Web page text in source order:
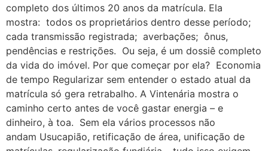
completo dos últimos 20 anos da matrícula. Ela
mostra: todos os proprietários dentro desse período;
cada transmissão registrada; averbações; ônus,
pendências e restrições. Ou seja, é um dossiê completo
da vida do imóvel. Por que começar por ela? Economia
de tempo Regularizar sem entender o estado atual da
matrícula só gera retrabalho. A Vintenária mostra o
caminho certo antes de você gastar energia – e
dinheiro, à toa. Sem ela vários processos não
andam Usucapião, retificação de área, unificação de